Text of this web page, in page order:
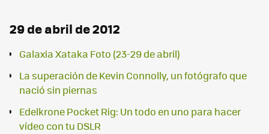
29 de abril de 2012
Galaxia Xataka Foto (23-29 de abril)
La superación de Kevin Connolly, un fotógrafo que
nació sin piernas
Edelkrone Pocket Rig: Un todo en uno para hacer
vídeo con tu DSLR